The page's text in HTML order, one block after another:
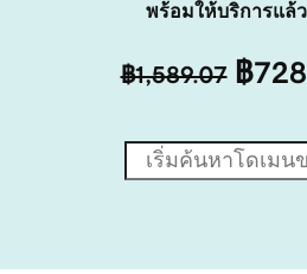
พร้อมให้บริการแล้
฿1,589.07 ฿